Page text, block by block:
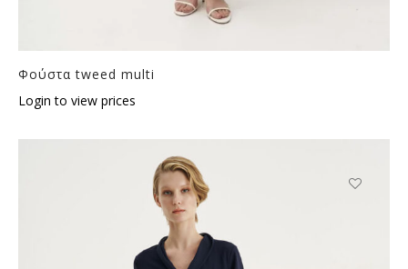
Φούστα tweed multi
Login to view prices